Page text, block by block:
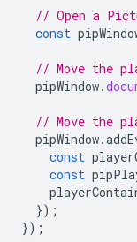
// Open a
const
// Move the
pipWindow.
// Move the
pipWindow.
const
const
});
});